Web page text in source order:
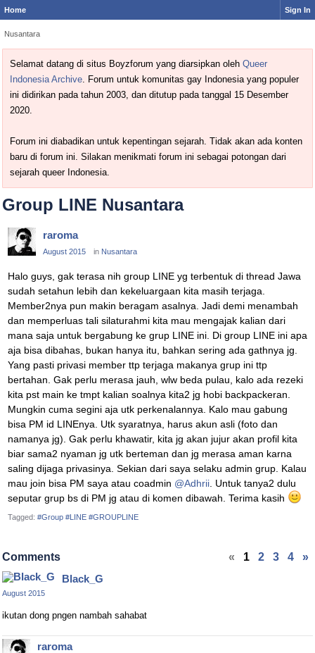
Home Sign In
Nusantara
Selamat datang di situs Boyzforum yang diarsipkan oleh Queer
Indonesia Archive. Forum untuk komunitas gay Indonesia yang populer
ini didirikan pada tahun 2003, dan ditutup pada tanggal 15 Desember
2020.
Forum ini diabadikan untuk kepentingan sejarah. Tidak akan ada konten
baru di forum ini. Silakan menikmati forum ini sebagai potongan dari
sejarah queer Indonesia.
Group LINE Nusantara
raroma
August 2015 in Nusantara
Halo guys, gak terasa nih group LINE yg terbentuk di thread Jawa
sudah setahun lebih dan kekeluargaan kita masih terjaga.
Member2nya pun makin beragam asalnya. Jadi demi menambah
dan memperluas tali silaturahmi kita mau mengajak kalian dari
mana saja untuk bergabung ke grup LINE ini. Di group LINE ini apa
aja bisa dibahas, bukan hanya itu, bahkan sering ada gathnya jg.
Yang pasti privasi member ttp terjaga makanya grup ini ttp
bertahan. Gak perlu merasa jauh, wlw beda pulau, kalo ada rezeki
kita pst main ke tmpt kalian soalnya kita2 jg hobi backpackeran.
Mungkin cuma segini aja utk perkenalannya. Kalo mau gabung
bisa PM id LINEnya. Utk syaratnya, harus akun asli (foto dan
namanya jg). Gak perlu khawatir, kita jg akan jujur akan profil kita
biar sama2 nyaman jg utk berteman dan jg merasa aman karna
saling dijaga privasinya. Sekian dari saya selaku admin grup. Kalau
mau join bisa PM saya atau coadmin @Adhrii . Untuk tanya2 dulu
seputar grup bs di PM jg atau di komen dibawah. Terima kasih
Tagged: #Group #LINE #GROUPLINE
« 1 2 3 4 »
Comments
Black_G
August 2015
ikutan dong pngen nambah sahabat
raroma